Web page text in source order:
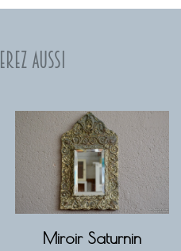
aussi
Miroir Saturnin